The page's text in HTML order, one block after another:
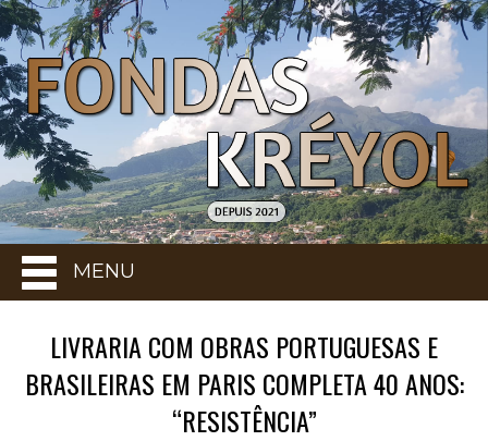
MENU
LIVRARIA COM OBRAS PORTUGUESAS E
BRASILEIRAS EM PARIS COMPLETA 40 ANOS:
“RESISTÊNCIA”